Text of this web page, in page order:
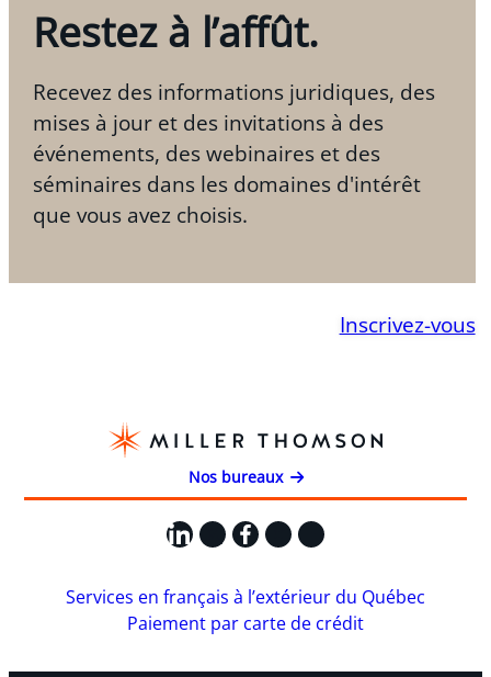
Restez à l’affût.
Recevez des informations juridiques, des
mises à jour et des invitations à des
événements, des webinaires et des
séminaires dans les domaines d'intérêt
que vous avez choisis.
Inscrivez-vous
Nos bureaux
LinkedIn
X Facebook
Instagram
YouTube
Services en français à l’extérieur du Québec
Paiement par carte de crédit